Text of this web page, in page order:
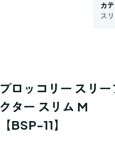
カ
ス
ブロッコリー スリ
クター スリム M
【BSP-11】